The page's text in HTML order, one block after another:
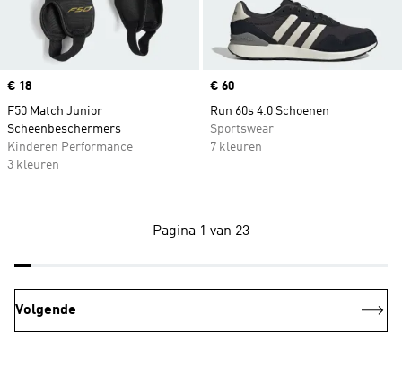
Price
€ 18
F50 Match Junior
Scheenbeschermers
Kinderen Performance
3 kleuren
Price
€ 60
Run 60s 4.0 Schoenen
Sportswear
7 kleuren
Pagina 1 van 23
Volgende